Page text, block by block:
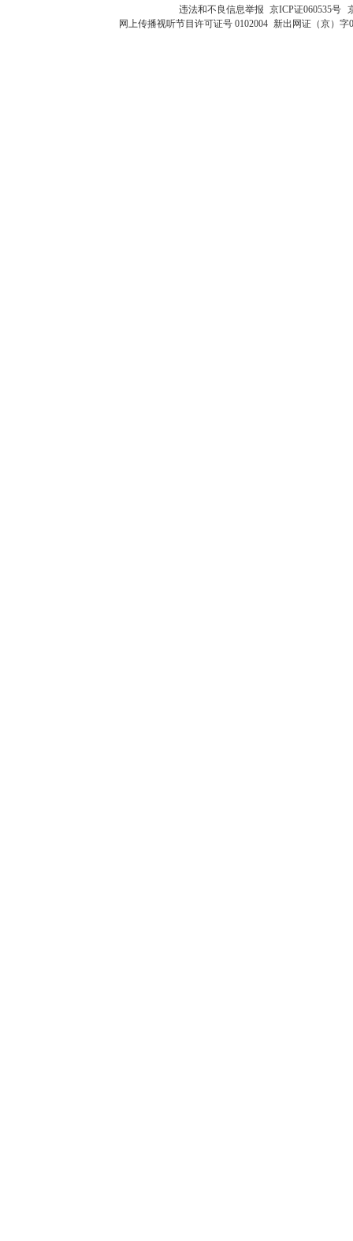
违法和不良信息举报 京ICP证060535号
网上传播视听节目许可证号 0102004 新出网证（京）